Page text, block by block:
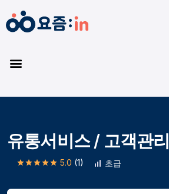
유통서비스 / 고객관리
5.0 (1) 초급